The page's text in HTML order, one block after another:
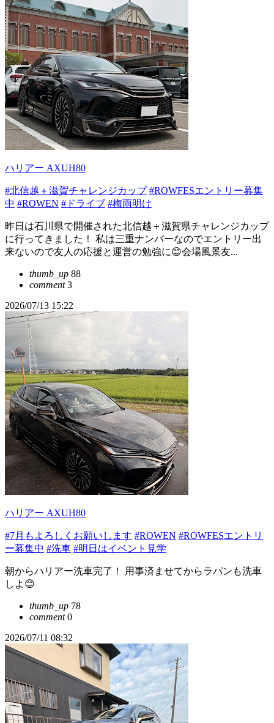
ハリアー AXUH80
#北信越＋滋賀チャレンジカップ #ROWFESエントリー募集
中 #ROWEN #ドライブ #梅雨明け
昨日は石川県で開催された北信越＋滋賀県チャレンジカップ
に行ってきました！ 私は三重ナンバーなのでエントリー出
来ないので友人の応援と運営の勉強に😊会場風景友...
thumb_up 88
comment3
2026/07/13 15:22
ハリアー AXUH80
#7月もよろしくお願いします #ROWEN #ROWFESエントリ
ー募集中 #洗車 #明日はイベント見学
朝からハリアー洗車完了！ 用事済ませてからラパンも洗車
しよ😊
thumb_up 78
comment0
2026/07/11 08:32